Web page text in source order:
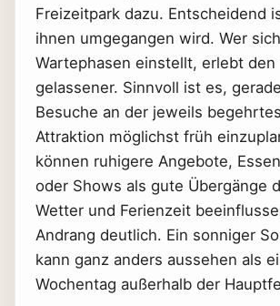
Freizeitpark dazu. Entscheidend
ihnen umgegangen wird. Wer
Wartephasen einstellt, erlebt den
gelassener. Sinnvoll ist es,
Besuche an der jeweils
Attraktion möglichst früh
können ruhigere Angebote,
oder Shows als gute Übergänge
Wetter und Ferienzeit
Andrang deutlich. Ein sonniger
kann ganz anders aussehen als
Wochentag außerhalb der